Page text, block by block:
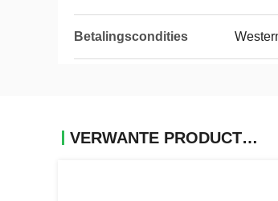
Betalingscondities
VERWANTE PRODUCTEN